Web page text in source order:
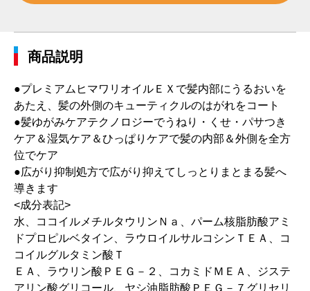
商品説明
●プレミアムヒマワリオイルＥＸで髪内部にうるおいを
あたえ、髪の外側のキューティクルのはがれをコート
●髪ゆがみケアテクノロジーでうねり・くせ・パサつき
ケア＆湿気ケア＆ひっぱりケアで髪の内部＆外側を全方
位でケア
●広がり抑制処方で広がり抑えてしっとりまとまる髪へ
導きます
<成分表記>
水、ココイルメチルタウリンＮａ、パーム核脂肪酸アミ
ドプロピルベタイン、ラウロイルサルコシンＴＥＡ、コ
コイルグルタミン酸Ｔ
ＥＡ、ラウリン酸ＰＥＧ－２、コカミドＭＥＡ、ジステ
アリン酸グリコール、ヤシ油脂肪酸ＰＥＧ－７グリセリ